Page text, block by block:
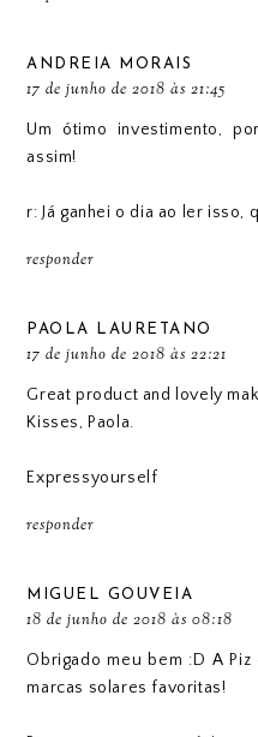
ANDREIA MORAIS
17 de junho de 2018 às 21:45
Um ótimo investimento,
assim!
r: Já ganhei o dia ao ler isso,
responder
PAOLA LAURETANO
17 de junho de 2018 às 22:21
Great product and lovely
Kisses, Paola.
Expressyourself
responder
MIGUEL GOUVEIA
18 de junho de 2018 às 08:18
Obrigado meu bem :D A
marcas solares favoritas!